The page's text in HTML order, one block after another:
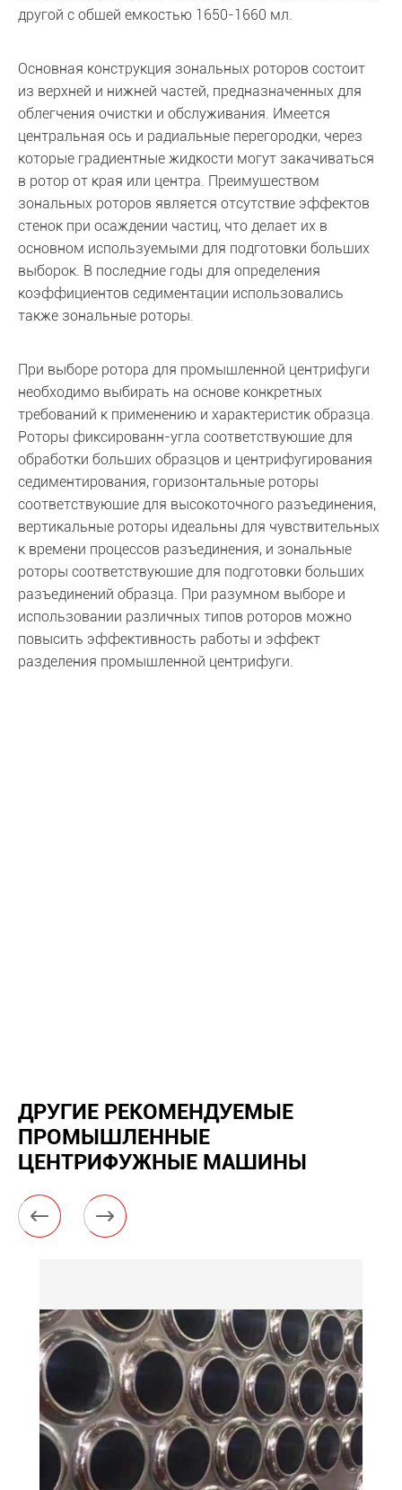
другой с общей емкостью 1650-1660 мл.
Основная конструкция зональных роторов состоит
из верхней и нижней частей, предназначенных для
облегчения очистки и обслуживания. Имеется
центральная ось и радиальные перегородки, через
которые градиентные жидкости могут закачиваться
в ротор от края или центра. Преимуществом
зональных роторов является отсутствие эффектов
стенок при осаждении частиц, что делает их в
основном используемыми для подготовки больших
выборок. В последние годы для определения
коэффициентов седиментации использовались
также зональные роторы.
При выборе ротора для промышленной центрифуги
необходимо выбирать на основе конкретных
требований к применению и характеристик образца.
Роторы фиксированн-угла соответствующие для
обработки больших образцов и центрифугирования
седиментирования, горизонтальные роторы
соответствующие для высокоточного разъединения,
вертикальные роторы идеальны для чувствительных
к времени процессов разъединения, и зональные
роторы соответствующие для подготовки больших
разъединений образца. При разумном выборе и
использовании различных типов роторов можно
повысить эффективность работы и эффект
разделения промышленной центрифуги.
ДРУГИЕ РЕКОМЕНДУЕМЫЕ
ПРОМЫШЛЕННЫЕ
ЦЕНТРИФУЖНЫЕ МАШИНЫ
 